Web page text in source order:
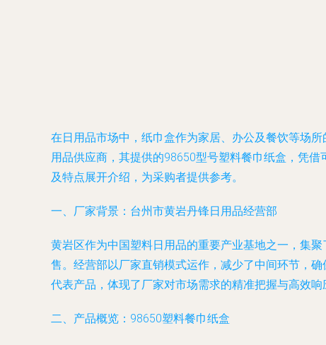
在日用品市场中，纸巾盒作为家居、办公及餐饮等场
用品供应商，其提供的98650型号塑料餐巾纸盒，凭
及特点展开介绍，为采购者提供参考。
一、厂家背景：台州市黄岩丹锋日用品经营部
黄岩区作为中国塑料日用品的重要产业基地之一，集
售。经营部以厂家直销模式运作，减少了中间环节，
代表产品，体现了厂家对市场需求的精准把握与高效响
二、产品概览：98650塑料餐巾纸盒